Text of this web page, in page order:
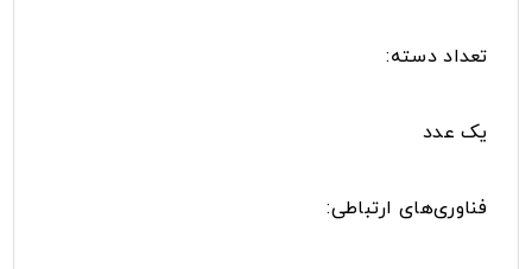
تعداد دسته:
یک عدد
فناوری‌های ارتباطی: